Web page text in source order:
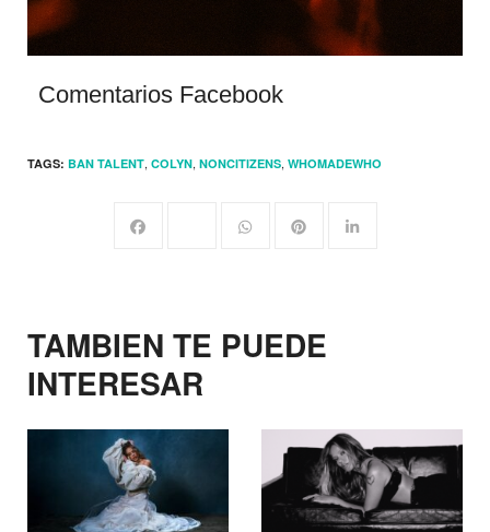
Comentarios Facebook
TAGS: BAN TALENT, COLYN, NONCITIZENS, WHOMADEWHO
TAMBIEN TE PUEDE
INTERESAR